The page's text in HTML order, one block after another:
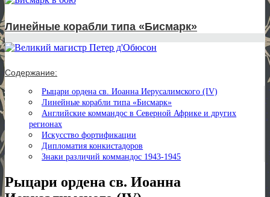
Линейные корабли типа «Бисмарк»
Содержание:
Рыцари ордена св. Иоанна Иерусалимского (IV)
Линейные корабли типа «Бисмарк»
Английские коммандос в Северной Африке и других
регионах
Искусство фортификации
Дипломатия конкистадоров
Знаки различий коммандос 1943-1945
Рыцари ордена св. Иоанна